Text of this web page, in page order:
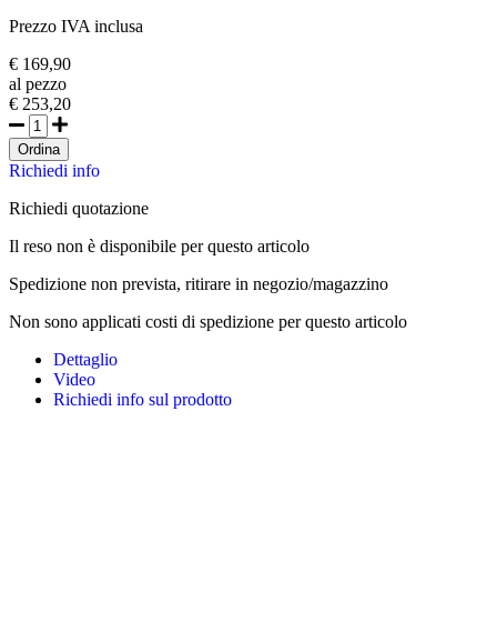
Prezzo IVA inclusa
€ 169,90
al pezzo
€ 253,20
Ordina
Richiedi info
Richiedi quotazione
Il reso non è disponibile per questo articolo
Spedizione non prevista, ritirare in negozio/magazzino
Non sono applicati costi di spedizione per questo articolo
Dettaglio
Video
Richiedi info sul prodotto